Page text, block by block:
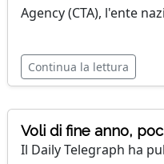
Agency (CTA), l'ente
Continua la lettura
Voli di fine anno,
Il Daily Telegraph ha